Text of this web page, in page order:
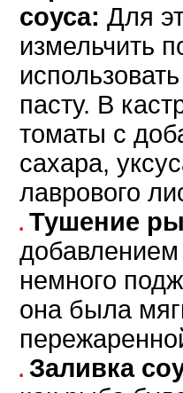
соуса: Для
измельчить
пасту. В
томаты с
сахара,
лаврового
Тушение
добавлением
немного
она была
Заливка